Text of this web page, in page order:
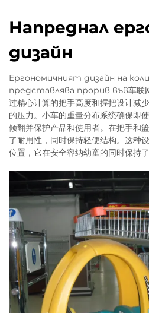
Напреднал
дизайн
Ергономичният дизайн на
представлява прорив във车联
过精心计算的把手高度和握把设计减
的压力。小车的重量分布系统确保即
倾翻并保护产品和使用者。在把手和
了耐用性，同时保持轻便结构。这种
位置，它在安全容纳幼童的同时保持了